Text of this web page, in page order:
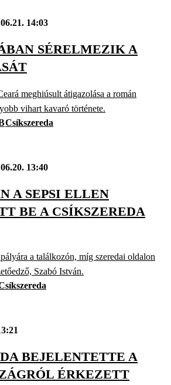
14:03
SÉRELMEZIK A
meghiúsult átigazolása a román
vihart kavaró története.
Csíkszereda
13:40
A SEPSI ELLEN
BE A CSÍKSZEREDA
a találkozón, míg szeredai oldalon
Szabó István.
BEJELENTETTE A
ÉRKEZETT